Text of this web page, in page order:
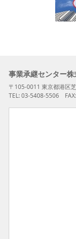
事業承継センター
〒105-0011 東京都港区
TEL: 03-5408-5506